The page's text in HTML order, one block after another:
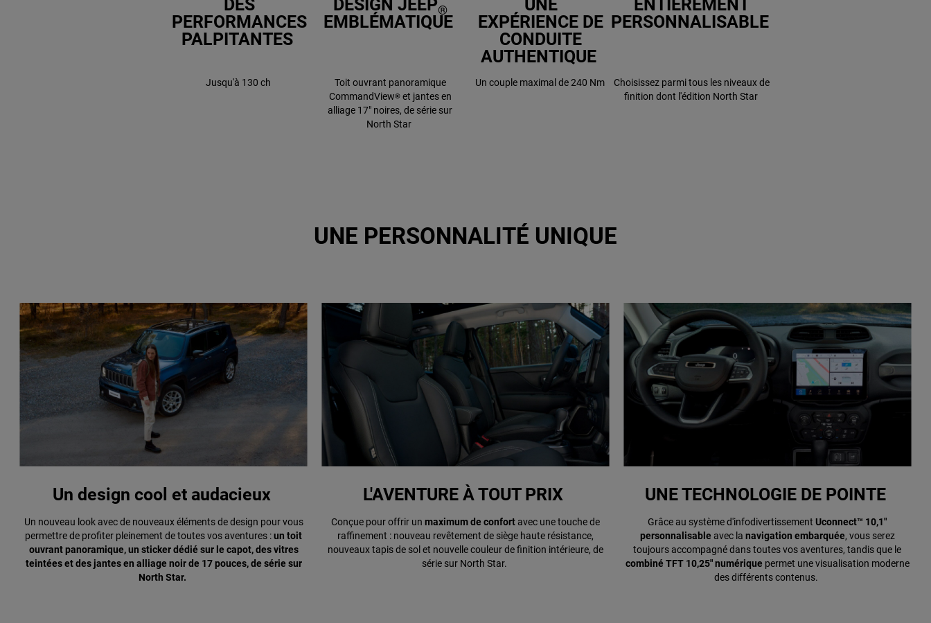
DES
PERFORMANCES
PALPITANTES
Jusqu'à 130 ch
DESIGN JEEP®
EMBLÉMATIQUE
Toit ouvrant panoramique
CommandView®et jantes en
alliage 17" noires, de série sur
North Star
UNE
EXPÉRIENCE DE
CONDUITE
AUTHENTIQUE
Un couple maximal de 240 Nm
ENTIÈREMENT
PERSONNALISABLE
Choisissez parmi tous les niveaux de
finition dont l'édition North Star
UNE PERSONNALITÉ UNIQUE
Un design cool et audacieux
Un nouveau look avec de nouveaux éléments de design pour vous
permettre de profiter pleinement de toutes vos aventures :un toit
ouvrant panoramique, un sticker dédié sur le capot, des vitres
teintées et des jantes en alliage noir de 17 pouces, de série sur
North Star.
L'AVENTURE À TOUT PRIX
Conçue pour offrir un maximum de confortavec une touche de
raffinement : nouveau revêtement de siège haute résistance,
nouveaux tapis de sol et nouvelle couleur de finition intérieure, de
série sur North Star.
UNE TECHNOLOGIE DE POINTE
Grâce au système d'infodivertissementUconnect™ 10,1"
personnalisable avec la navigation embarquée, vous serez
toujours accompagné dans toutes vos aventures, tandis que le
combiné TFT 10,25" numérique permet une visualisation moderne
des différents contenus.